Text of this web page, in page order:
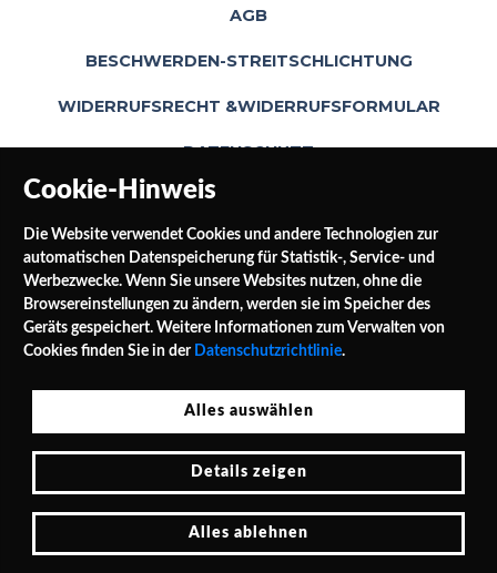
Cookie-Hinweis
Die Website verwendet Cookies und andere Technologien zur
automatischen Datenspeicherung für Statistik-, Service- und
Werbezwecke. Wenn Sie unsere Websites nutzen, ohne die
Browsereinstellungen zu ändern, werden sie im Speicher des
Geräts gespeichert. Weitere Informationen zum Verwalten von
Cookies finden Sie in der Datenschutzrichtlinie.
Alles auswählen
Details zeigen
Alles ablehnen
AGB
BESCHWERDEN-STREITSCHLICHTUNG
WIDERRUFSRECHT &WIDERRUFSFORMULAR
DATENSCHUTZ
SOCIAL MEDIA
Jałowocowa Str. 3
PL 62-040 Puszczykowo Polen / Polska
E-Mail: shop@leinwande24.de